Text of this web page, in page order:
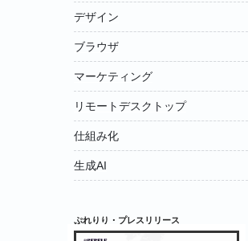
デザイン
ブラウザ
マーケティング
リモートデスクトップ
仕組み化
生成AI
ぷれりり・プレスリリース